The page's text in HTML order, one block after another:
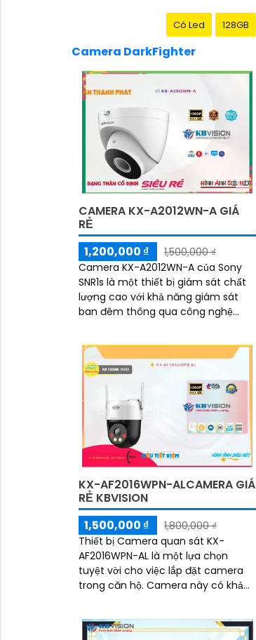
Có Led 128GB
Camera DarkFighter
CAMERA KX-A2012WN-A GIÁ
RẺ
1,200,000 ₫
1,500,000 ₫
Camera KX-A2012WN-A của Sony
SNR1s là một thiết bị giám sát chất
lượng cao với khả năng giám sát
ban đêm thông qua công nghệ
30m. Camera này được...
KX-AF2016WPN-ALCAMERA GIÁ
RẺ KBVISION
1,500,000 ₫
1,800,000 ₫
Thiết bị Camera quan sát KX-
AF2016WPN-AL là một lựa chọn
tuyệt vời cho việc lắp đặt camera
trong căn hộ. Camera này có khả
FULL HD 1080P